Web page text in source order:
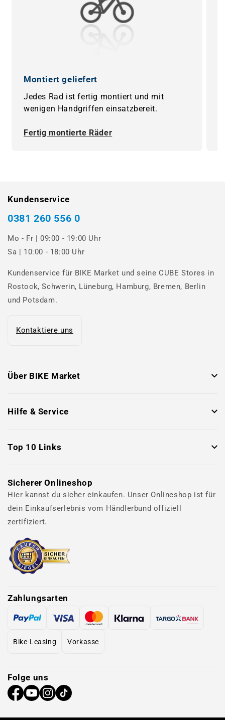
Montiert geliefert
Jedes Rad ist fertig montiert und mit
wenigen Handgriffen einsatzbereit.
Fertig montierte Räder
Kundenservice
0381 260 556 0
Mo - Fr | 09:00 - 19:00 Uhr
Sa | 10:00 - 18:00 Uhr
Kundenservice für BIKE Market und seine CUBE Stores in
Rostock, Schwerin, Lüneburg, Hamburg, Bremen, Berlin
und Potsdam.
Kontaktiere uns
Über BIKE Market
Hilfe & Service
Top 10 Links
Sicherer Onlineshop
Hier kannst du sicher einkaufen. Unser Onlineshop ist für
dein Einkaufserlebnis vom Händlerbund offiziell
zertifiziert.
Zahlungsarten
Bike-Leasing Vorkasse
Folge uns